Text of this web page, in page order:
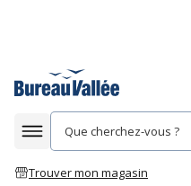
Afficher la navigation
Trouver mon magasin